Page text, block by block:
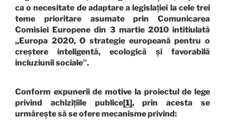
ca o necesitate de adaptare a legislației la cele trei
teme prioritare asumate prin Comunicarea
Comisiei Europene din 3 martie 2010 intitiulată
,,Europa 2020, O strategie europeană pentru o
creștere inteligentă, ecologică și favorabilă
incluziunii socialeˮ.
Conform expunerii de motive la proiectul de lege
privind achizițiile publice[1], prin acesta se
urmărește să se ofere mecanisme privind: